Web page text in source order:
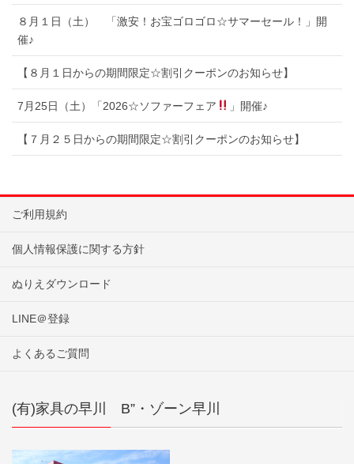
８月１日（土） 「激安！お宝ゴロゴロ☆サマーセール！」開
催♪
【８月１日からの期間限定☆割引クーポンのお知らせ】
7月25日（土）「2026☆ソファーフェア 」開催♪
【７月２５日からの期間限定☆割引クーポンのお知らせ】
ご利用規約
個人情報保護に関する方針
ぬりえダウンロード
LINE＠登録
よくあるご質問
(有)家具の早川 B”・ゾーン早川